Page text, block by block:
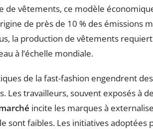
de vêtements, ce modèle
de près de 10 % des émissions
la production de vêtements
à l’échelle mondiale.
de la fast-fashion engendrent
Les travailleurs, souvent exposés à
incite les marques à
sont faibles. Les initiatives